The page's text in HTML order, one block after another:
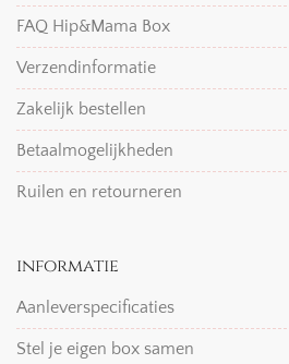
FAQ Hip&Mama Box
Verzendinformatie
Zakelijk bestellen
Betaalmogelijkheden
Ruilen en retourneren
informatie
Aanleverspecificaties
Stel je eigen box samen